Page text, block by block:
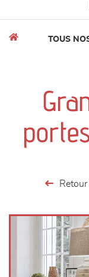
séjours
meubles de
décoration
TOUS